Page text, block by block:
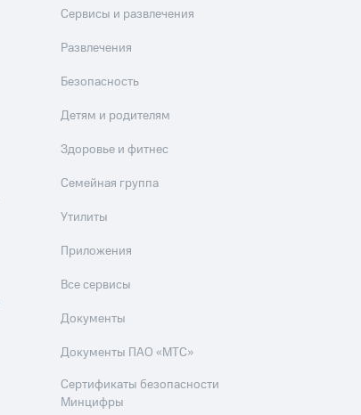
Сервисы и развлечения
Развлечения
Безопасность
Детям и родителям
Здоровье и фитнес
Семейная группа
Утилиты
Приложения
Все сервисы
Документы
Документы ПАО «МТС»
Сертификаты безопасности
Минцифры